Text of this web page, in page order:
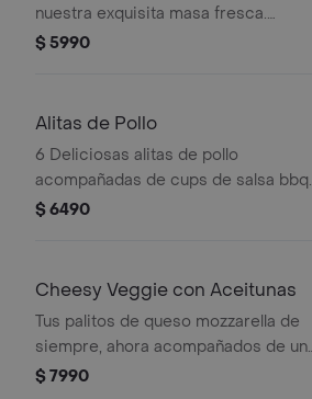
nuestra exquisita masa fresca.
elígelos rellenos con pepperoni o
$ 5990
Alitas de Pollo
6 Deliciosas alitas de pollo
acompañadas de cups de salsa bbq.
$ 6490
Cheesy Veggie con Aceitunas
Tus palitos de queso mozzarella de
siempre, ahora acompañados de un
vegetal o shot a tu elección.
$ 7990